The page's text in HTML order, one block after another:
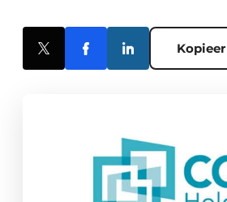
Kopieer